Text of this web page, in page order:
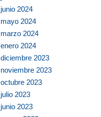
junio 2024
mayo 2024
marzo 2024
enero 2024
diciembre 2023
noviembre 2023
octubre 2023
julio 2023
junio 2023